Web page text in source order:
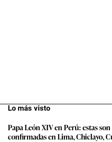
Lo más visto
Papa León XIV en Perú: estas
confirmadas en Lima, Chiclayo,